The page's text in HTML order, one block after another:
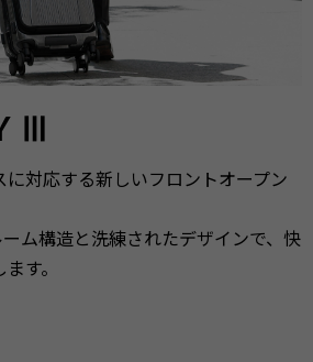
Ⅲ
対応する新しいフロントオープン
ム構造と洗練されたデザインで、快
す。